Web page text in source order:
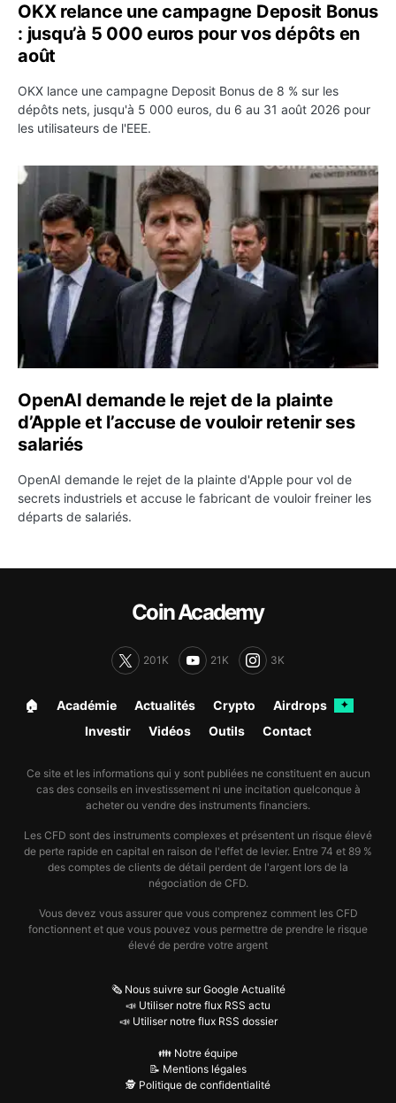
OKX relance une campagne Deposit Bonus
: jusqu’à 5 000 euros pour vos dépôts en
août
OKX lance une campagne Deposit Bonus de 8 % sur les
dépôts nets, jusqu'à 5 000 euros, du 6 au 31 août 2026 pour
les utilisateurs de l'EEE.
OpenAI demande le rejet de la plainte d’Apple et
OpenAI demande le rejet de la plainte
d’Apple et l’accuse de vouloir retenir ses
salariés
OpenAI demande le rejet de la plainte d'Apple pour vol de
secrets industriels et accuse le fabricant de vouloir freiner les
départs de salariés.
Coin Academy
201K 21K 3K
🏠︎ Académie Actualités Crypto Airdrops ✦
Investir Vidéos Outils Contact
Ce site et les informations qui y sont publiées ne constituent en aucun
cas des conseils en investissement ni une incitation quelconque à
acheter ou vendre des instruments financiers.
Les CFD sont des instruments complexes et présentent un risque élevé
de perte rapide en capital en raison de l'effet de levier. Entre 74 et 89 %
des comptes de clients de détail perdent de l'argent lors de la
négociation de CFD.
Vous devez vous assurer que vous comprenez comment les CFD
fonctionnent et que vous pouvez vous permettre de prendre le risque
élevé de perdre votre argent
🗞️ Nous suivre sur Google Actualité
📣 Utiliser notre flux RSS actu
📣 Utiliser notre flux RSS dossier
👪 Notre équipe
📝 Mentions légales
🕵️ Politique de confidentialité